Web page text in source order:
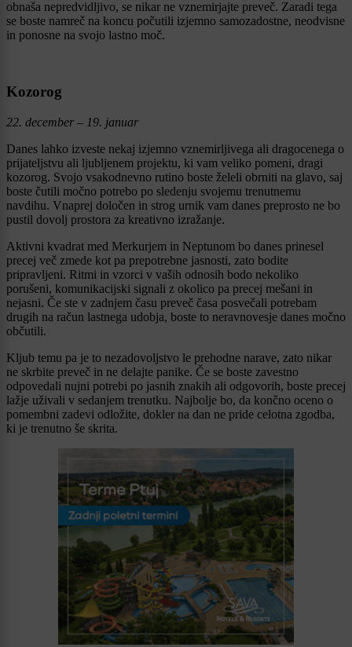
obnaša nepredvidljivo, se nikar ne vznemirjajte preveč. Zaradi tega
se boste namreč na koncu počutili izjemno samozadostne, neodvisne
in ponosne na svojo lastno moč.
Kozorog
22. december – 19. januar
Danes lahko izveste nekaj izjemno vznemirljivega ali dragocenega o
prijateljstvu ali ljubljenem projektu, ki vam veliko pomeni, dragi
kozorog. Svojo vsakodnevno rutino boste želeli obrniti na glavo, saj
boste čutili močno potrebo po sledenju svojemu trenutnemu
navdihu. Vnaprej določen in strog urnik vam danes preprosto ne bo
pustil dovolj prostora za kreativno izražanje.
Aktivni kvadrat med Merkurjem in Neptunom bo danes prinesel
precej več zmede kot pa prepotrebne jasnosti, zato bodite
pripravljeni. Ritmi in vzorci v vaših odnosih bodo nekoliko
porušeni, komunikacijski signali z okolico pa precej mešani in
nejasni. Če ste v zadnjem času preveč časa posvečali potrebam
drugih na račun lastnega udobja, boste to neravnovesje danes močno
občutili.
Kljub temu pa je to nezadovoljstvo le prehodne narave, zato nikar
ne skrbite preveč in ne delajte panike. Če se boste zavestno
odpovedali nujni potrebi po jasnih znakih ali odgovorih, boste precej
lažje uživali v sedanjem trenutku. Najbolje bo, da končno oceno o
pomembni zadevi odložite, dokler na dan ne pride celotna zgodba,
ki je trenutno še skrita.